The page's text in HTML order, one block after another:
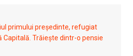
primului președinte, refugiat
Capitală. Trăiește dintr-o pensie